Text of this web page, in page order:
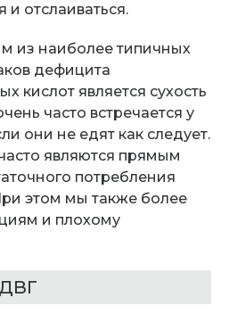
и отслаиваться.
из наиболее типичных
дефицита
кислот является сухость
часто встречается у
они не едят как следует.
являются прямым
потребления
этом мы также более
и плохому